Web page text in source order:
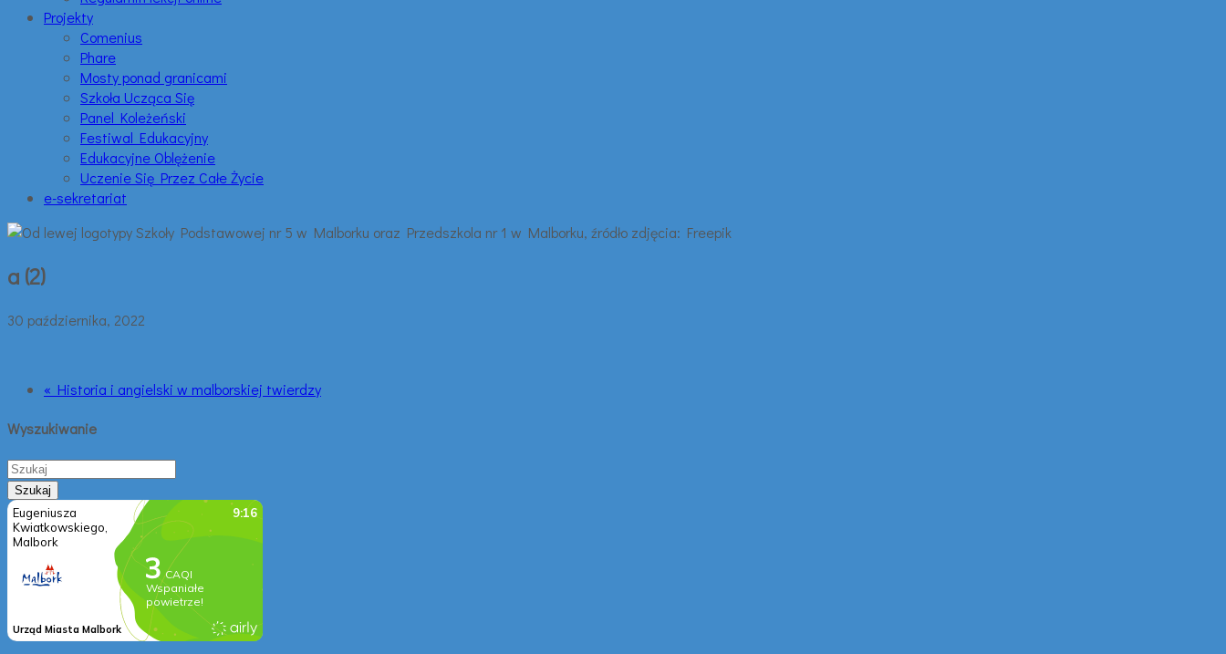
Projekty
Comenius
Phare
Mosty ponad granicami
Szkoła Ucząca Się
Panel Koleżeński
Festiwal Edukacyjny
Edukacyjne Oblężenie
Uczenie Się Przez Całe Życie
e-sekretariat
a (2)
30 października, 2022
« Historia i angielski w malborskiej twierdzy
Wyszukiwanie